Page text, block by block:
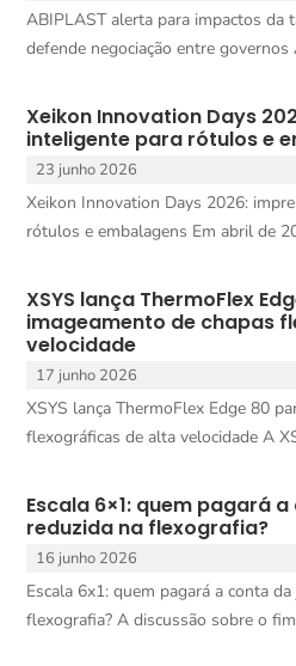
ABIPLAST alerta para impactos da
defende negociação entre governos
Xeikon Innovation Days
inteligente para rótulos e
23 junho 2026
Xeikon Innovation Days 2026:
rótulos e embalagens Em abril de
XSYS lança ThermoFlex
imageamento de chapas
velocidade
17 junho 2026
XSYS lança ThermoFlex Edge 80
flexográficas de alta velocidade A
Escala 6×1: quem pagará
reduzida na flexografia?
16 junho 2026
Escala 6x1: quem pagará a conta
flexografia? A discussão sobre o